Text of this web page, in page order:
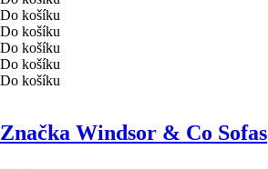
Do košíku
Do košíku
Do košíku
Do košíku
Do košíku
Značka Windsor & Co Sofas